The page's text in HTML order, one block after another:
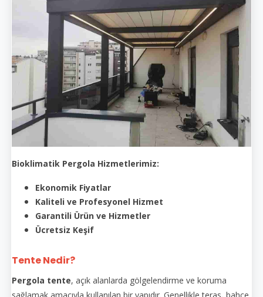
Bioklimatik Pergola Hizmetlerimiz:
Ekonomik Fiyatlar
Kaliteli ve Profesyonel Hizmet
Garantili Ürün ve Hizmetler
Ücretsiz Keşif
Tente Nedir?
Pergola tente, açık alanlarda gölgelendirme ve koruma
sağlamak amacıyla kullanılan bir yapıdır. Genellikle teras, bahçe